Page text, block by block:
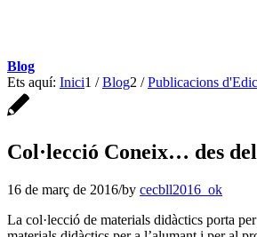
Blog
Ets aquí: Inici1 / Blog2 / Publicacions
Col·lecció Coneix… des
16 de març de 2016/by cecbll2016_ok
La col·lecció de materials didàctics porta